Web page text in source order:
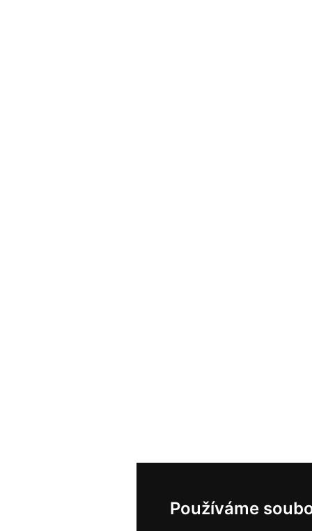
Používáme